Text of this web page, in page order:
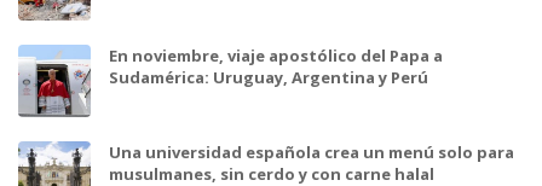
En noviembre, viaje apostólico del Papa a
Sudamérica: Uruguay, Argentina y Perú
Una universidad española crea un menú solo para
musulmanes, sin cerdo y con carne halal